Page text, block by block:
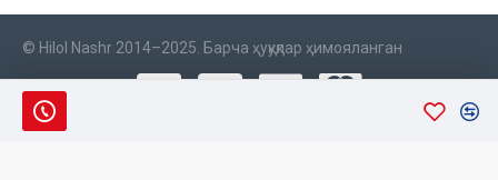
© Hilol Nashr 2014–2025. Барча ҳуқуқлар ҳимояланган